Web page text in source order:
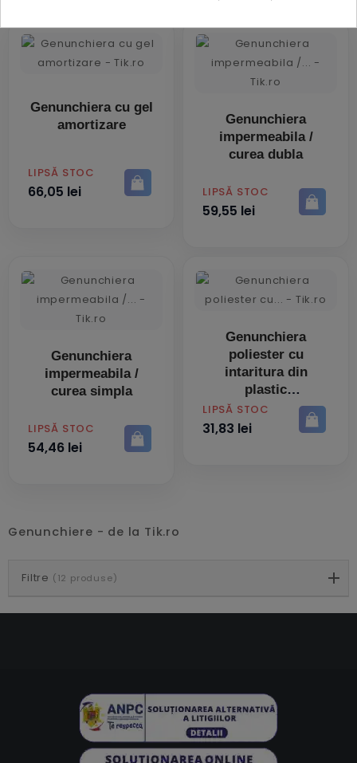
Filtre (12 produse)
Genunchiera cu gel
amortizare
PRET
LIPSĂ STOC
66,05 lei
Genunchiera
impermeabila /
curea dubla
PRET
LIPSĂ STOC
59,55 lei
Genunchiera
impermeabila /
curea simpla
PRET
LIPSĂ STOC
54,46 lei
Genunchiera
poliester cu
intaritura din
plastic
PRET
LIPSĂ STOC
31,83 lei
Genunchiere - de la Tik.ro